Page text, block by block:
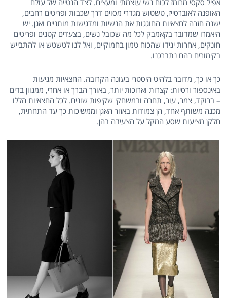
אפיל סקסי מרומז לכוח נשי עוצמתי ומעצים. לצד הנטייה של עולם
האופנה לאוברסייז, טשטוש מגדרי מסוים דרך שכבות ופריטים רחבים,
ישנה חזרה לחצאיות החוגגות את הנשיות ומדגישות מותניים ואגן. יש
היאמרו שמדובר בקאמבק לכל מה שכובל נשים, בצעדים קטנים ופריטים
חונקים, אחרות יגידו שהכוח טמון בחמוקיים, ואל לנו לטשטש או להתבייש
בקימורים בהם נתברכנו.
כך או כך, מדובר בלהיט היסטרי בעונה הקרובה. החצאיות מגיעות
באינספור ורסיות: קצרות וארוכות יותר, באורך הברך או אחרי, ממגוון בדים
– ברוקד, צמר, עור, תחרה ובמשחקי שקיפות שונים. לכל החצאיות הללו
מכנה משותף אחד, הן צמודות באזור האגן וממשיכות כך עד התחתית,
חלקן מציעות שסע המקל על הצעידה בהן.